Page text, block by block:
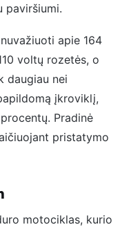
paviršiumi.
apie 164
voltų rozetės, o
daugiau nei
įkroviklį,
Pradinė
pristatymo
motociklas, kurio